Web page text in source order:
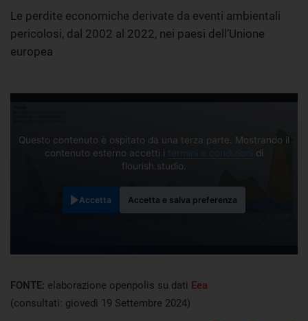
Le perdite economiche derivate da eventi ambientali
pericolosi, dal 2002 al 2022, nei paesi dell’Unione
europea
Questo contenuto è ospitato da una terza parte. Mostrando il
contenuto esterno accetti i termini e condizioni di
flourish.studio.
Accetta Accetta e salva preferenza
FONTE: elaborazione openpolis su dati Eea
(consultati: giovedì 19 Settembre 2024)